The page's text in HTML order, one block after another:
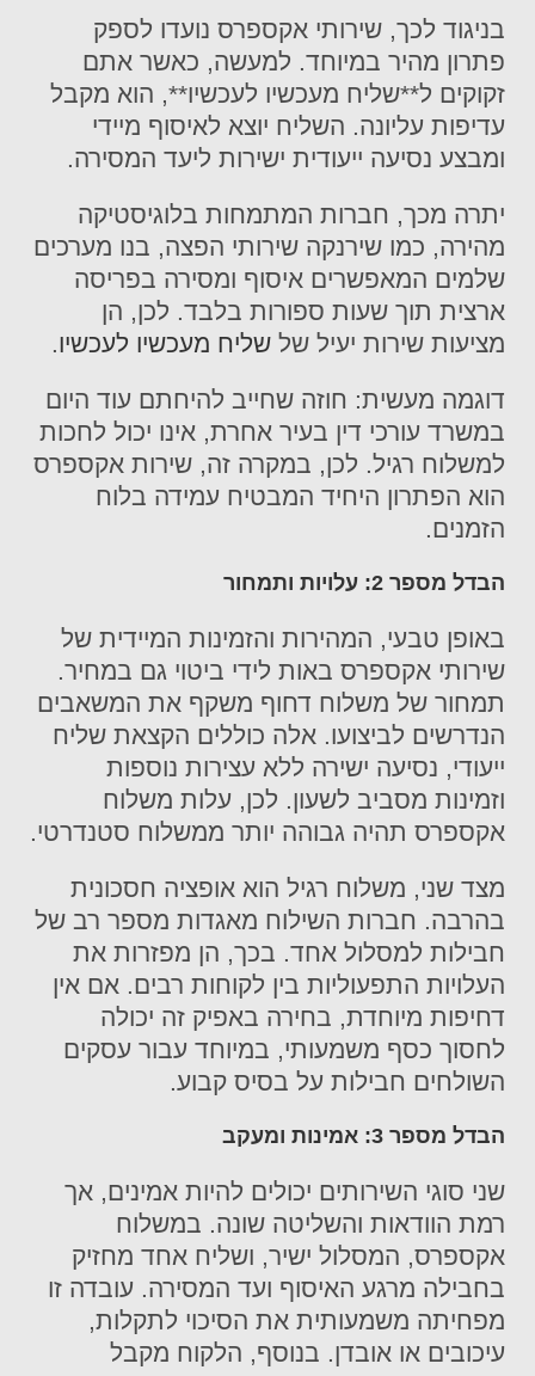
בניגוד לכך, שירותי אקספרס נועדו לספק
פתרון מהיר במיוחד. למעשה, כאשר אתם
זקוקים ל**שליח מעכשיו לעכשיו**, הוא מקבל
עדיפות עליונה. השליח יוצא לאיסוף מיידי
ומבצע נסיעה ייעודית ישירות ליעד המסירה.
יתרה מכך, חברות המתמחות בלוגיסטיקה
מהירה, כמו שירנקה שירותי הפצה, בנו מערכים
שלמים המאפשרים איסוף ומסירה בפריסה
ארצית תוך שעות ספורות בלבד. לכן, הן
מציעות שירות יעיל של שליח מעכשיו לעכשיו.
דוגמה מעשית: חוזה שחייב להיחתם עוד היום
במשרד עורכי דין בעיר אחרת, אינו יכול לחכות
למשלוח רגיל. לכן, במקרה זה, שירות אקספרס
הוא הפתרון היחיד המבטיח עמידה בלוח
הזמנים.
הבדל מספר 2: עלויות ותמחור
באופן טבעי, המהירות והזמינות המיידית של
שירותי אקספרס באות לידי ביטוי גם במחיר.
תמחור של משלוח דחוף משקף את המשאבים
הנדרשים לביצועו. אלה כוללים הקצאת שליח
ייעודי, נסיעה ישירה ללא עצירות נוספות
וזמינות מסביב לשעון. לכן, עלות משלוח
אקספרס תהיה גבוהה יותר ממשלוח סטנדרטי.
מצד שני, משלוח רגיל הוא אופציה חסכונית
בהרבה. חברות השילוח מאגדות מספר רב של
חבילות למסלול אחד. בכך, הן מפזרות את
העלויות התפעוליות בין לקוחות רבים. אם אין
דחיפות מיוחדת, בחירה באפיק זה יכולה
לחסוך כסף משמעותי, במיוחד עבור עסקים
השולחים חבילות על בסיס קבוע.
הבדל מספר 3: אמינות ומעקב
שני סוגי השירותים יכולים להיות אמינים, אך
רמת הוודאות והשליטה שונה. במשלוח
אקספרס, המסלול ישיר, ושליח אחד מחזיק
בחבילה מרגע האיסוף ועד המסירה. עובדה זו
מפחיתה משמעותית את הסיכוי לתקלות,
עיכובים או אובדן. בנוסף, הלקוח מקבל